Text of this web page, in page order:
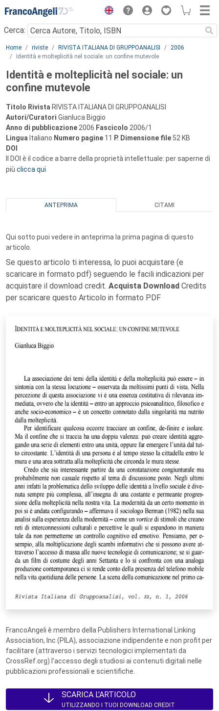
Menu
Cerca:
Main content
Home riviste RIVISTA ITALIANA DI GRUPPOANALISI
2006
Identità e molteplicità nel sociale: un confine mutevole
Identità e molteplicità nel sociale: un
confine mutevole
Titolo Rivista RIVISTA ITALIANA DI GRUPPOANALISI
Autori/Curatori Gianluca Biggio
Anno di pubblicazione 2006 Fascicolo 2006/1
Lingua Italiano Numero pagine 11 P. Dimensione file 52 KB
DOI
Il DOI è il codice a barre della proprietà intellettuale: per saperne di
più clicca qui
ANTEPRIMA CITAMI
Qui sotto puoi vedere in anteprima la prima pagina di questo
articolo.
Se questo articolo ti interessa, lo puoi acquistare (e
scaricare in formato pdf) seguendo le facili indicazioni per
acquistare il download credit. Acquista Download Credits
per scaricare questo Articolo in formato PDF
FrancoAngeli è membro della Publishers International Linking
Association, Inc (PILA), associazione indipendente e non profit per
facilitare (attraverso i servizi tecnologici implementati da
CrossRef.org) l’accesso degli studiosi ai contenuti digitali nelle
pubblicazioni professionali e scientifiche.
SCARICA L'ARTICOLO
UTILIZZANDO I TUOI DOWNLOAD CREDIT